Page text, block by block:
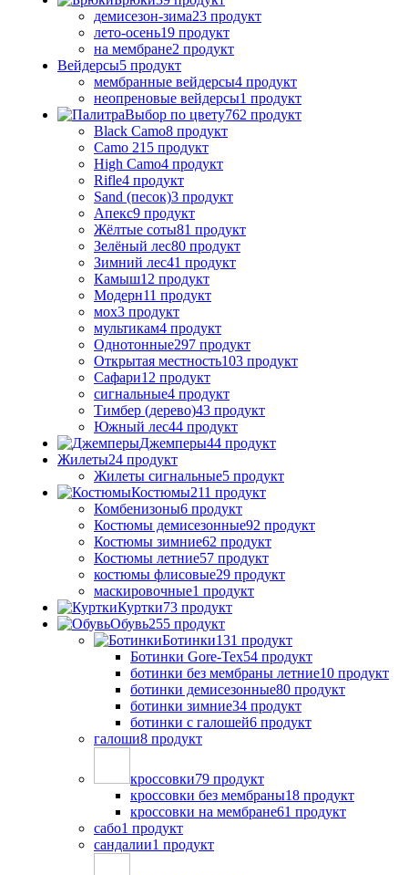
демисезон-зима23 продукт
лето-осень19 продукт
на мембране2 продукт
Вейдерсы5 продукт
мембранные вейдерсы4 продукт
неопреновые вейдерсы1 продукт
Выбор по цвету762 продукт
Black Camo8 продукт
Camo 21 5 продукт
High Camo4 продукт
Rifle4 продукт
Sand (песок)3 продукт
Апекс9 продукт
Жёлтые соты81 продукт
Зелёный лес80 продукт
Зимний лес41 продукт
Камыш12 продукт
Модерн11 продукт
мох3 продукт
мультикам4 продукт
Однотонные297 продукт
Открытая местность103 продукт
Сафари12 продукт
сигнальные4 продукт
Тимбер (дерево)43 продукт
Южный лес44 продукт
Джемперы44 продукт
Жилеты24 продукт
Жилеты сигнальные5 продукт
Костюмы211 продукт
Комбенизоны6 продукт
Костюмы демисезонные92 продукт
Костюмы зимние62 продукт
Костюмы летние57 продукт
костюмы флисовые29 продукт
маскировочные1 продукт
Куртки73 продукт
Обувь255 продукт
Ботинки131 продукт
Ботинки Gore-Tex54 продукт
ботинки без мембраны летние10 продукт
ботинки демисезонные80 продукт
ботинки зимние34 продукт
ботинки с галошей6 продукт
галоши8 продукт
кроссовки79 продукт
кроссовки без мембраны18 продукт
кроссовки на мембране61 продукт
сабо1 продукт
сандалии1 продукт